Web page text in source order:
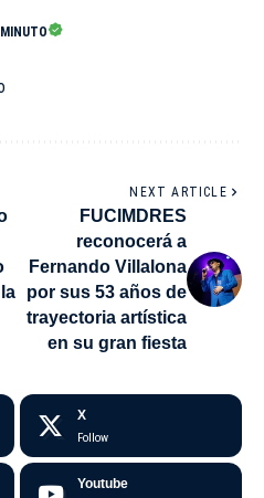
NEXT ARTICLE
FUCIMDRES
reconocerá a
Fernando Villalona
por sus 53 años de
trayectoria artística
en su gran fiesta
X
Follow
Youtube